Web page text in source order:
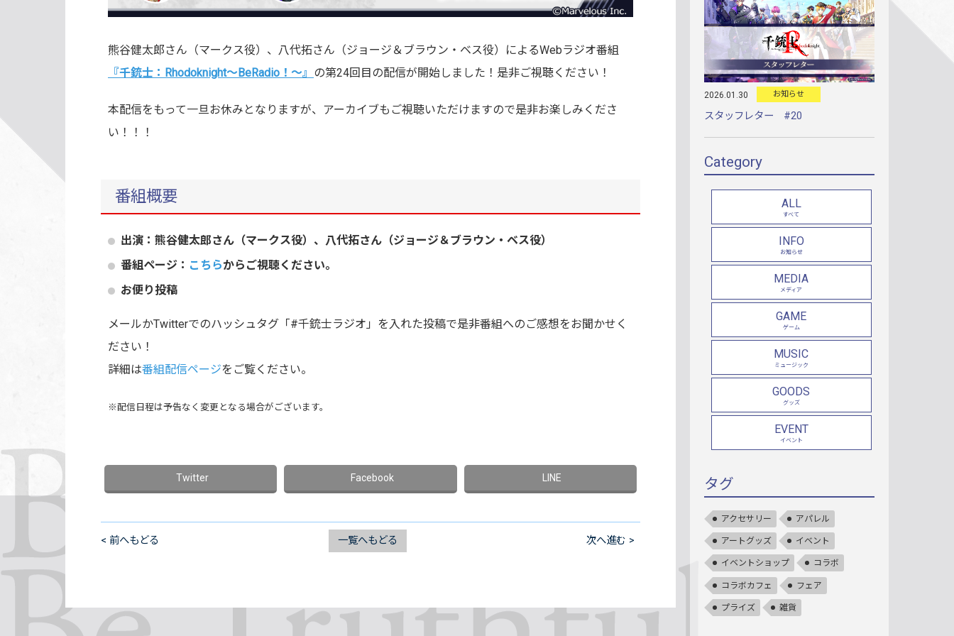
熊谷健太郎さん（マークス役）、八代拓さん（ジョージ＆ブラウン・ベス役）によるWebラジオ番組
『千銃士：Rhodoknight～BeRadio！～』 の第24回目の配信が開始しました！ 是非ご視聴ください！
本配信をもって一旦お休みとなりますが、アーカイブもご視聴いただけますので是非お楽しみくださ
い！！！
番組概要
出演：熊谷健太郎さん（マークス役）、八代拓さん（ジョージ＆ブラウン・ベス役）
番組ページ： こちらからご視聴ください。
お便り投稿
メールかTwitterでのハッシュタグ「#千銃士ラジオ」を入れた投稿で是非番組へのご感想をお聞かせく
ださい！
詳細は番組配信ページをご覧ください。
※配信日程は予告なく変更となる場合がございます。
< 前へもどる 一覧へもどる 次へ進む >
2026.01.30 お知らせ
スタッフレター #20
Category
ALL
すべて
INFO
お知らせ
MEDIA
メディア
GAME
ゲーム
MUSIC
ミュージック
GOODS
グッズ
EVENT
イベント
タグ
アクセサリー アパレル
アートグッズ イベント
イベントショップ コラボ
コラボカフェ フェア
プライズ 雑貨